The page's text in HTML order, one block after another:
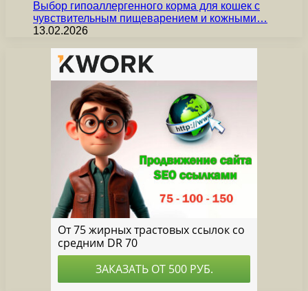
Выбор гипоаллергенного корма для кошек с
чувствительным пищеварением и кожными…
13.02.2026